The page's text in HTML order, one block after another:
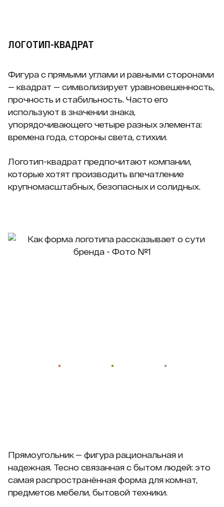
ЛОГОТИП-КВАДРАТ
Фигура с прямыми углами и равными сторонами
— квадрат — символизирует уравновешенность,
прочность и стабильность. Часто его
используют в значении знака,
упорядочивающего четыре разных элемента:
времена года, стороны света, стихии.
Логотип-квадрат предпочитают компании,
которые хотят производить впечатление
крупномасштабных, безопасных и солидных.
Прямоугольник — фигура рациональная и
надежная. Тесно связанная с бытом людей: это
самая распространённая форма для комнат,
предметов мебели, бытовой техники.